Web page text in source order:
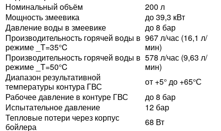
Номинальный объём
200 л
Мощность змеевика
до 39,3 кВт
Давление воды в змеевике
до 8 бар
Производительность горячей воды в
режиме _T=35°C
967 л/час (16,1 л/
мин)
Производительность горячей воды в
режиме _T=50°C
578 л/час (9,63 л/
мин)
Диапазон результативной
температуры контура ГВС
от +5° до +65°С
Рабочее давление в контуре ГВС
до 8 бар
Испытательное давление
12 бар
Тепловые потери через корпус
бойлера
68 Вт